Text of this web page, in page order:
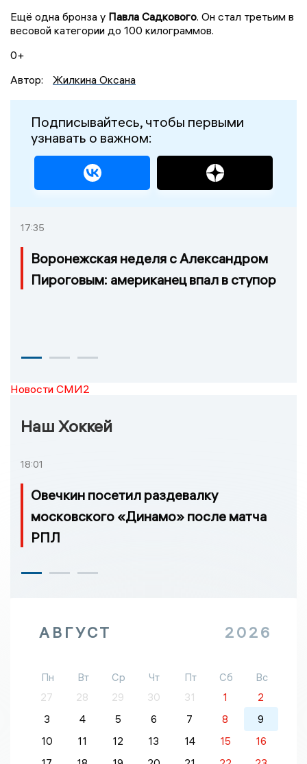
Ещё одна бронза у Павла Садкового. Он стал третьим в
весовой категории до 100 килограммов.
0+
Автор:
Жилкина Оксана
Подписывайтесь, чтобы первыми
узнавать о важном:
17:35
Воронежская неделя с Александром
Пироговым: американец впал в ступор
Новости СМИ2
Наш Хоккей
18:01
Овечкин посетил раздевалку
московского «Динамо» после матча
РПЛ
АВГУСТ 2026
Пн Вт Ср Чт Пт Сб
Вс
27
28 29 30 31 1
2
3
4 5 6 7 8
9
10
11 12 13 14 15
16